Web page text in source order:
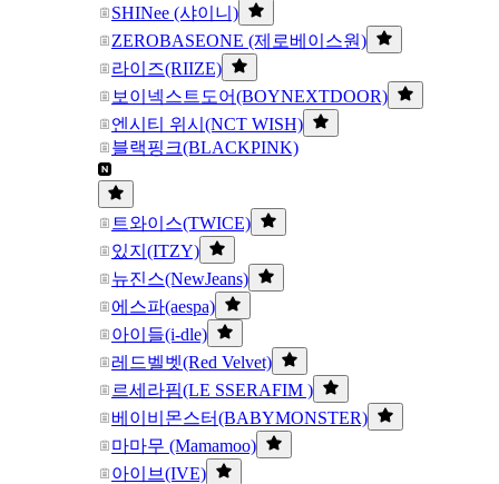
SHINee (샤이니)
ZEROBASEONE (제로베이스원)
라이즈(RIIZE)
보이넥스트도어(BOYNEXTDOOR)
엔시티 위시(NCT WISH)
블랙핑크(BLACKPINK)
트와이스(TWICE)
있지(ITZY)
뉴진스(NewJeans)
에스파(aespa)
아이들(i-dle)
레드벨벳(Red Velvet)
르세라핌(LE SSERAFIM )
베이비몬스터(BABYMONSTER)
마마무 (Mamamoo)
아이브(IVE)